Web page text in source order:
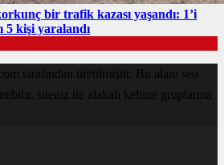
bir trafik kazası yaşandı: 1’i
5 kişi yaralandı
tarafından üretilmiştir. Bu alanı seo
siteniz ile alakalı kelime gruplarına